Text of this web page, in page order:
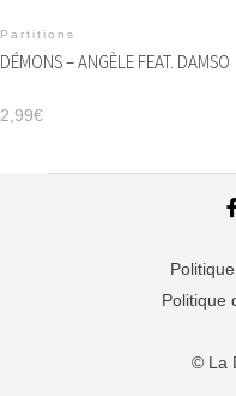
Partitions
DÉMONS – ANGÈLE FEAT. DAMSO
2,99€
Politique
© La